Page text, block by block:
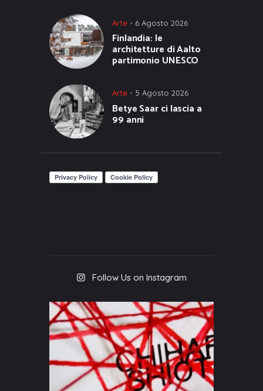
Arte 6 Agosto 2026
Finlandia: le
architetture di Aalto
partimonio UNESCO
Arte 5 Agosto 2026
Betye Saar ci lascia a
99 anni
Follow Us on Instagram